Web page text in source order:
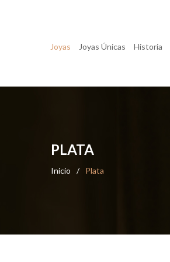
Joyas Joyas Únicas Historia
PLATA
Inicio / Plata